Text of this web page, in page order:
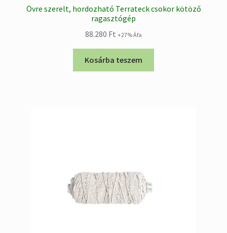
Övre szerelt, hordozható Terrateck csokor kötöző
ragasztógép
88.280 Ft +27% Áfa
Kosárba teszem